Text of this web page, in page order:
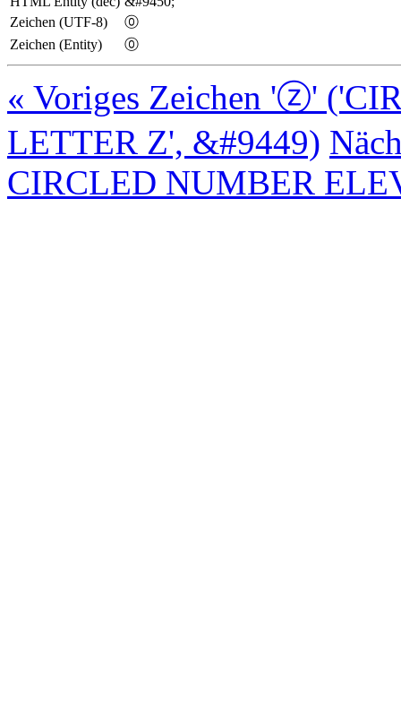
Zeichen (UTF-8)
⓪
Zeichen (Entity)
⓪
« Voriges Zeichen 'ⓩ'
LETTER Z', &#9449)
CIRCLED NUMBER